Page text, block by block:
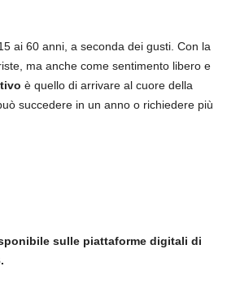
ai 60 anni, a seconda dei gusti. Con la
ma anche come sentimento libero e
è quello di arrivare al cuore della
succedere in un anno o richiedere più
sulle piattaforme digitali di